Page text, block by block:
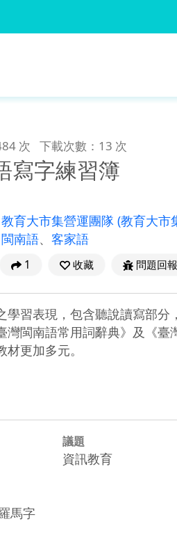
次 下載次數：13 次
寫字練習簿
教育大市集營運團隊 (教育大市
閩南語、 客家語
1 收藏 問題回報
習表現，包含聽說讀寫部
閩南語常用詞辭典》及《
更加多元。
馬字
議題
資訊教育